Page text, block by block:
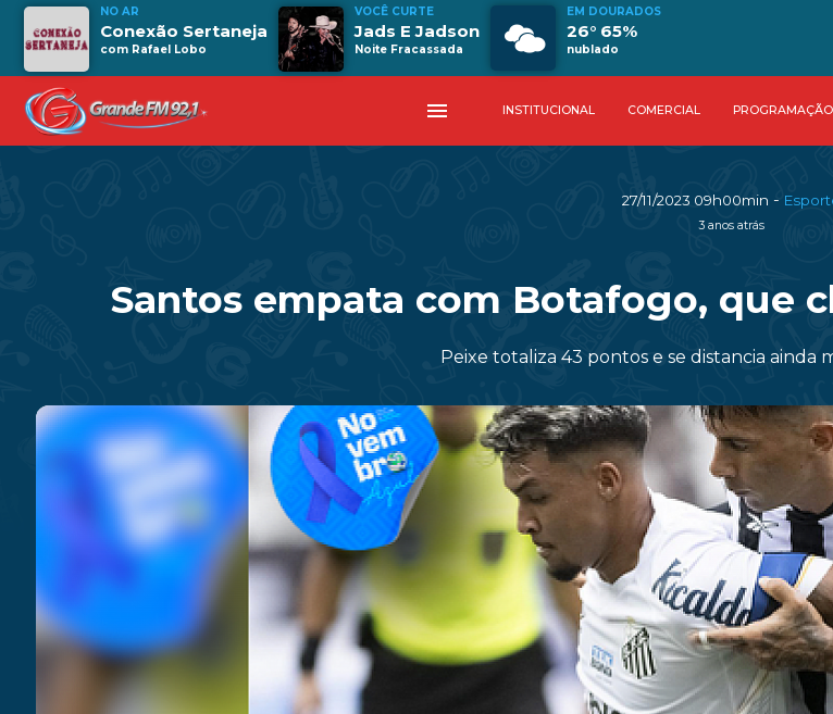
NO AR
Conexão Sertaneja
com Rafael Lobo
VOCÊ CURTE
Jads E Jadson
Noite Fracassada
EM DOURADOS
26° 65%
nublado
menu INSTITUCIONAL COMERCIAL PROGRAMAÇÃO
27/11/2023 09h00min -
3 anos atrás
Santos empata com Botafogo, que
Peixe totaliza 43 pontos e se distancia ainda